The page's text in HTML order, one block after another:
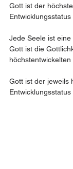
Gott ist der
Entwicklungsstatus
Jede Seele ist eine
Gott ist die
höchstentwickelten
Gott ist der jeweils
Entwicklungsstatus